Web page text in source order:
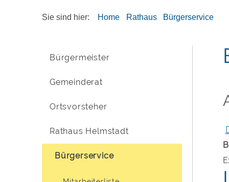
Sie sind hier: Home Rathaus Bürgerservice
Bürgermeister
Gemeinderat
Ortsvorsteher
Rathaus Helmstadt
Bürgerservice